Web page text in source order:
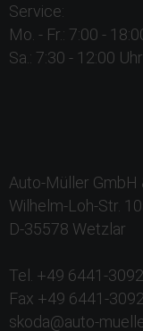
Service:
Mo. - Fr.: 7:00 -
Sa.: 7:30 - 12:00
Auto-Müller GmbH
Wilhelm-Loh-Str.
D-35578 Wetzlar
Tel. +49 6441-
Fax +49 6441-
skoda@auto-